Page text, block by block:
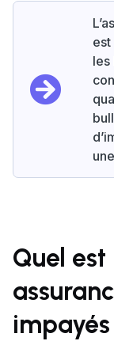
les
Quel est
impayés